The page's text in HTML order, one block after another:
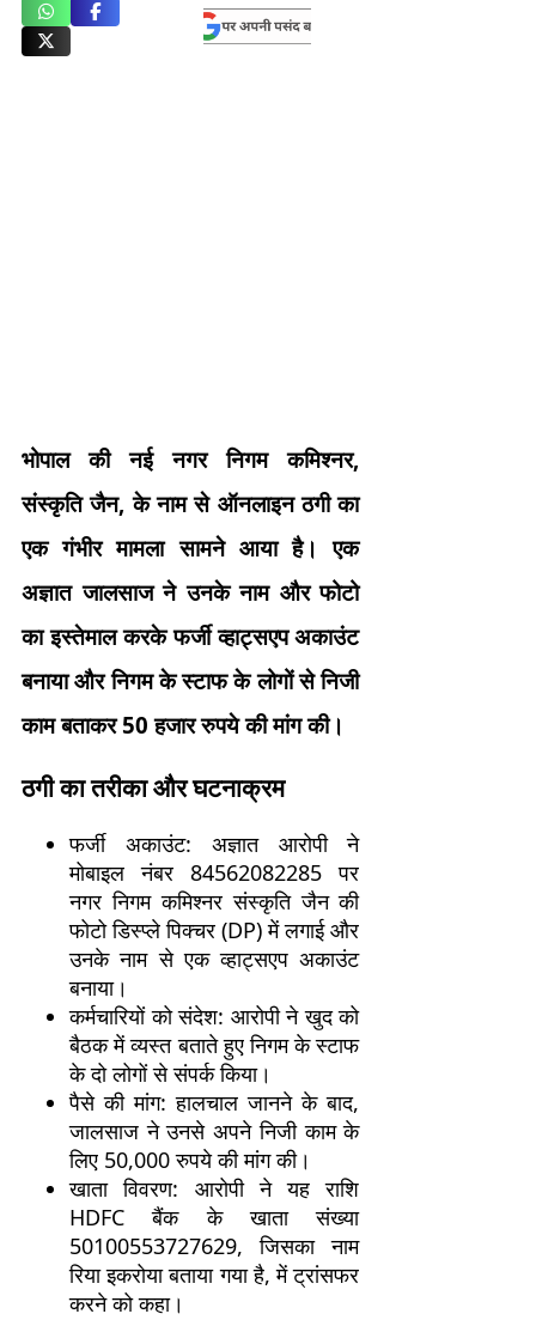
भोपाल की नई नगर निगम कमिश्नर,
संस्कृति जैन, के नाम से ऑनलाइन ठगी का
एक गंभीर मामला सामने आया है। एक
अज्ञात जालसाज ने उनके नाम और फोटो
का इस्तेमाल करके फर्जी व्हाट्सएप अकाउंट
बनाया और निगम के स्टाफ के लोगों से निजी
काम बताकर 50 हजार रुपये की मांग की।
ठगी का तरीका और घटनाक्रम
फर्जी अकाउंट: अज्ञात आरोपी ने
मोबाइल नंबर 84562082285 पर
नगर निगम कमिश्नर संस्कृति जैन की
फोटो डिस्प्ले पिक्चर (DP) में लगाई और
उनके नाम से एक व्हाट्सएप अकाउंट
बनाया।
कर्मचारियों को संदेश: आरोपी ने खुद को
बैठक में व्यस्त बताते हुए निगम के स्टाफ
के दो लोगों से संपर्क किया।
पैसे की मांग: हालचाल जानने के बाद,
जालसाज ने उनसे अपने निजी काम के
लिए 50,000 रुपये की मांग की।
खाता विवरण: आरोपी ने यह राशि
HDFC बैंक के खाता संख्या
50100553727629, जिसका नाम
रिया इकरोया बताया गया है, में ट्रांसफर
करने को कहा।